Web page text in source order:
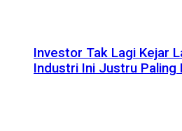
Investor Tak Lagi Kejar
Industri Ini Justru Paling